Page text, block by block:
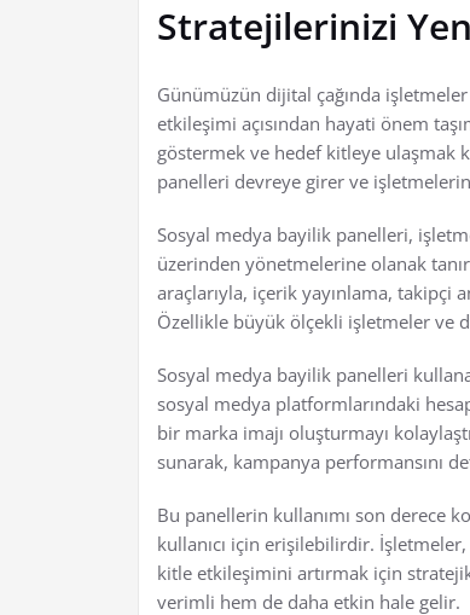
Stratejilerinizi
Günümüzün dijital çağında
etkileşimi açısından hayati önem
göstermek ve hedef kitleye ulaşmak
panelleri devreye girer ve
Sosyal medya bayilik panelleri,
üzerinden yönetmelerine olanak
araçlarıyla, içerik yayınlama, takipçi
Özellikle büyük ölçekli işletmeler ve
Sosyal medya bayilik panelleri
sosyal medya platformlarındaki
bir marka imajı oluşturmayı
sunarak, kampanya performansını
Bu panellerin kullanımı son derece
kullanıcı için erişilebilirdir.
kitle etkileşimini artırmak için
verimli hem de daha etkin hale gelir.